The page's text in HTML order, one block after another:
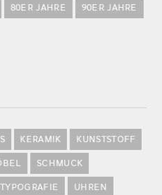
80ER JAHRE 90ER JAHRE
KERAMIK KUNSTSTOFF
SCHMUCK
TYPOGRAFIE UHREN